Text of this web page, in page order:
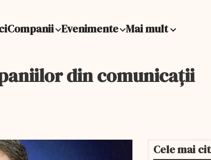
Companii Evenimente Mai mult
din comunicații
Cele mai